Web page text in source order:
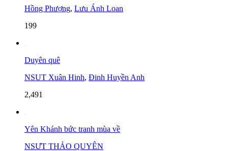
Hồng Phượng, Lưu Ánh Loan
199
Duyên quê
NSUT Xuân Hinh, Đinh Huyền Anh
2,491
Yên Khánh bức tranh mùa về
NSƯT THẢO QUYÊN